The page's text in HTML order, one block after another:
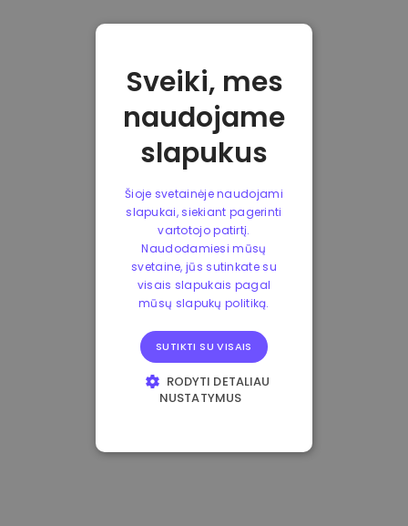
Sveiki, mes
naudojame
slapukus
Šioje svetainėje naudojami
slapukai, siekiant pagerinti
vartotojo patirtį.
Naudodamiesi mūsų
svetaine, jūs sutinkate su
visais slapukais pagal
mūsų slapukų politiką.
SUTIKTI SU VISAIS
RODYTI DETALIAU
NUSTATYMUS